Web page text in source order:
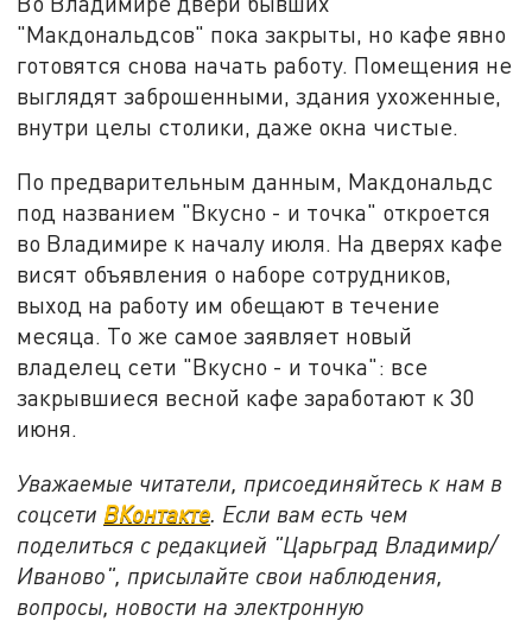
"Макдональдсов" пока закрыты, но кафе явно
готовятся снова начать работу. Помещения не
выглядят заброшенными, здания ухоженные,
внутри целы столики, даже окна чистые.
По предварительным данным, Макдональдс
под названием "Вкусно - и точка" откроется
во Владимире к началу июля. На дверях кафе
висят объявления о наборе сотрудников,
выход на работу им обещают в течение
месяца. То же самое заявляет новый
владелец сети "Вкусно - и точка": все
закрывшиеся весной кафе заработают к 30
июня.
Уважаемые читатели, присоединяйтесь к нам в
соцсети ВКонтакте. Если вам есть чем
поделиться с редакцией "Царьград Владимир/
Иваново", присылайте свои наблюдения,
вопросы, новости на электронную